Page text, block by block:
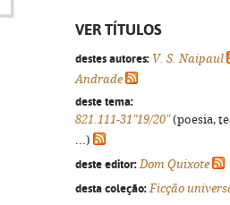
VER TÍTULOS
destes autores: V. S. Naipaul
Andrade
deste tema:
821.111-31"19/20"(poesia,
...)
deste editor: Dom Quixote
desta coleção: Ficção